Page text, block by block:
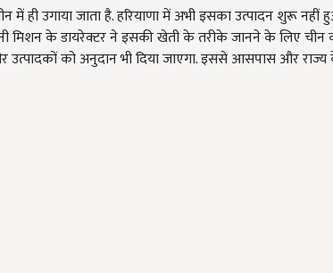
में ही उगाया जाता है. हरियाणा में अभी इसका उत्पादन शुरू
मिशन के डायरेक्टर ने इसकी खेती के तरीके जानने के लिए
को अनुदान भी दिया जाएगा. इससे आसपास और